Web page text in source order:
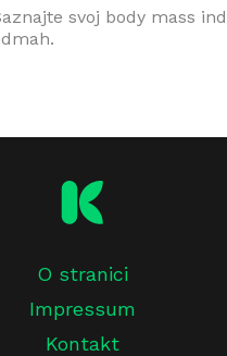
svoj body mass
O stranici
Impressum
Kontakt